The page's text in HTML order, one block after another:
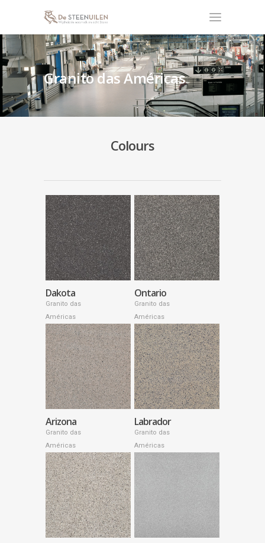
Granito das Américas
Colours
Dakota
Granito das
Américas
Ontario
Granito das
Américas
Arizona
Granito das
Américas
Labrador
Granito das
Américas